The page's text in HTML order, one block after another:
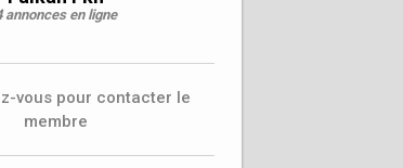
annonces en ligne
vous pour contacter le
membre